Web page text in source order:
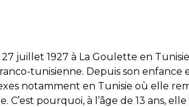
27 juillet 1927 à La Goulette en
tunisienne. Depuis son enfance
notamment en Tunisie où elle
C’est pourquoi, à l’âge de 13 ans,